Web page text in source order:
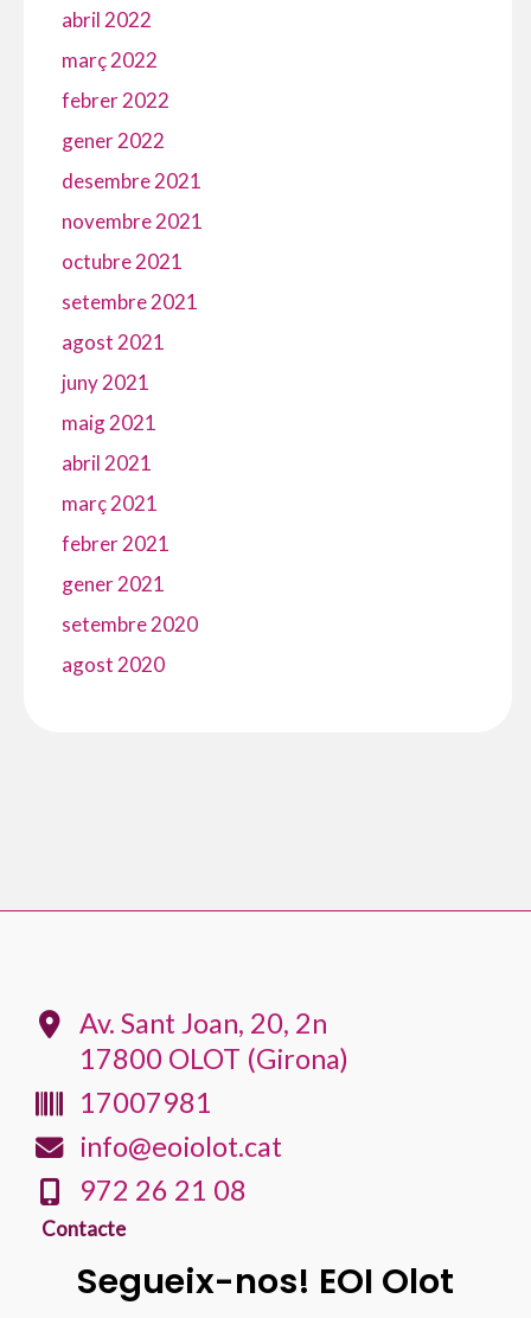
abril 2022
març 2022
febrer 2022
gener 2022
desembre 2021
novembre 2021
octubre 2021
setembre 2021
agost 2021
juny 2021
maig 2021
abril 2021
març 2021
febrer 2021
gener 2021
setembre 2020
agost 2020
Av. Sant Joan, 20, 2n
17800 OLOT (Girona)
17007981
info@eoiolot.cat
972 26 21 08
Contacte
Segueix-nos! EOI Olot